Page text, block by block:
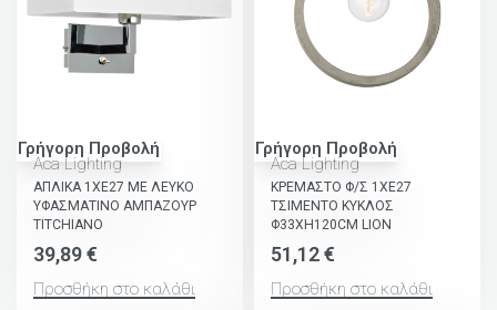
Γρήγορη Προβολή
Aca Lighting
ΑΠΛΙΚΑ 1XE27 ΜΕ ΛΕΥΚΟ
ΥΦΑΣΜΑΤΙΝΟ ΑΜΠΑΖΟΥΡ
TITCHIANO
39,89€
Προσθήκη στο καλάθι
Γρήγορη Προβολή
Aca Lighting
ΚΡΕΜΑΣΤΟ Φ/Σ 1ΧΕ27
ΤΣΙΜΕΝΤΟ ΚΥΚΛΟΣ
Φ33XH120CM LION
51,12€
Προσθήκη στο καλάθι